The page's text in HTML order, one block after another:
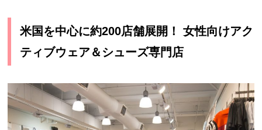
米国を中心に約200店舗展開！ 女性向けアク
ティブウェア＆シューズ専門店